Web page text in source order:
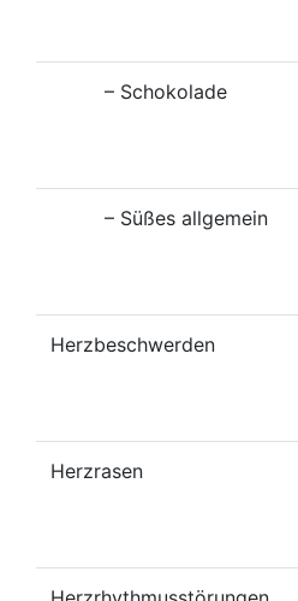
– Schokolade
– Süßes allgemein
Herzbeschwerden
Herzrasen